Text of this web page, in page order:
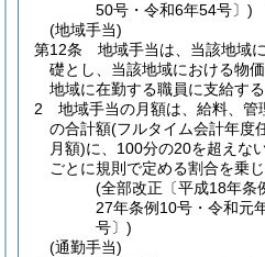
50号・令和6年54号〕)
(地域手当)
第12条
地域手当は、当該地域
礎とし、当該地域における物
地域に在勤する職員に支給する
2
地域手当の月額は、給料、
の合計額(フルタイム会計年度
月額)に、100分の20を超えな
ごとに規則で定める割合を乗
(全部改正〔平成18年条
27年条例10号・令和元
号〕)
(通勤手当)